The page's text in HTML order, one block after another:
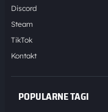
Discord
Steam
TikTok
Kontakt
POPULARNE TAGI